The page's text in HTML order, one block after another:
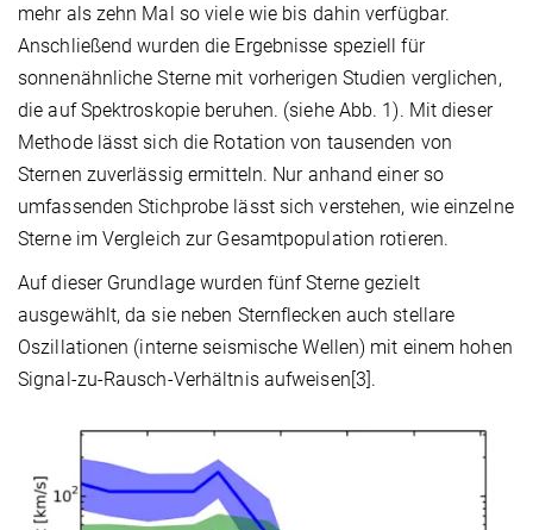
mehr als zehn Mal so viele wie bis dahin verfügbar.
Anschließend wurden die Ergebnisse speziell für
sonnenähnliche Sterne mit vorherigen Studien verglichen,
die auf Spektroskopie beruhen. (siehe Abb. 1). Mit dieser
Methode lässt sich die Rotation von tausenden von
Sternen zuverlässig ermitteln. Nur anhand einer so
umfassenden Stichprobe lässt sich verstehen, wie einzelne
Sterne im Vergleich zur Gesamtpopulation rotieren.
Auf dieser Grundlage wurden fünf Sterne gezielt
ausgewählt, da sie neben Sternflecken auch stellare
Oszillationen (interne seismische Wellen) mit einem hohen
Signal-zu-Rausch-Verhältnis aufweisen[3].